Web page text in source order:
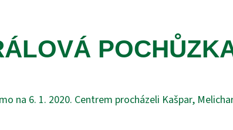
na 6. 1. 2020. Centrem procházeli Kašpar,